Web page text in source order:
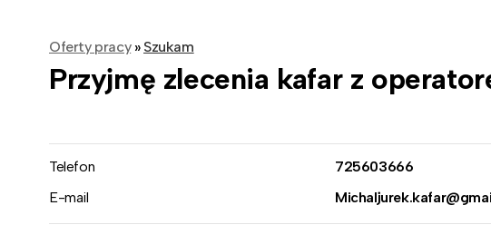
Oferty pracy » Szukam
Przyjmę zlecenia kafar z
Telefon
725603666
E-mail